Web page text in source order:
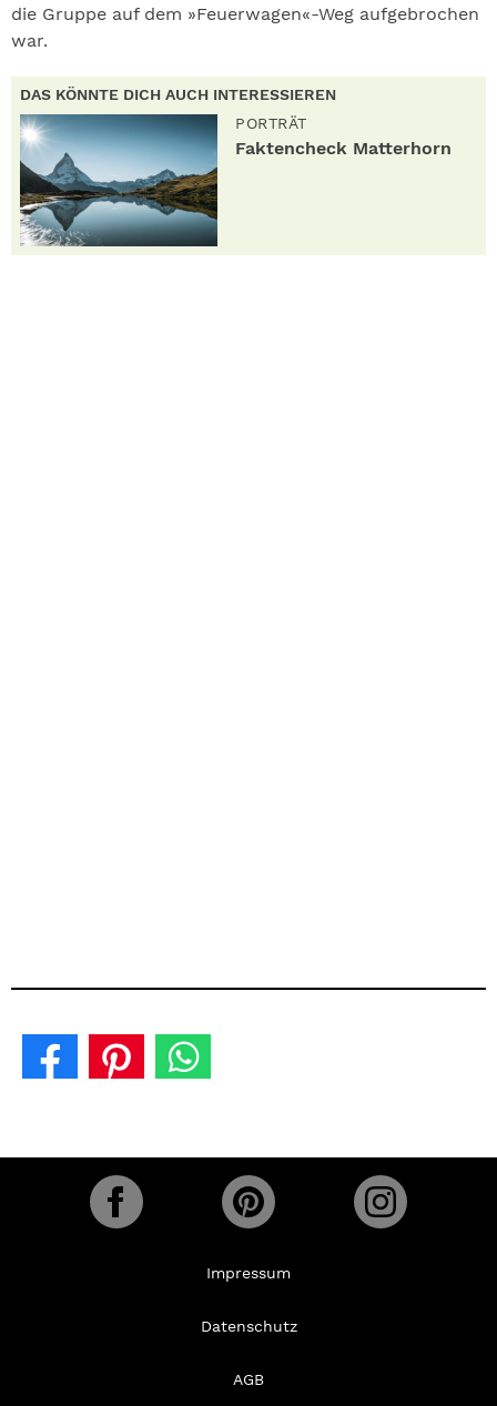
die Gruppe auf dem »Feuerwagen«-Weg aufgebrochen
war.
DAS KÖNNTE DICH AUCH INTERESSIEREN
PORTRÄT
Faktencheck Matterhorn
Impressum
Datenschutz
AGB